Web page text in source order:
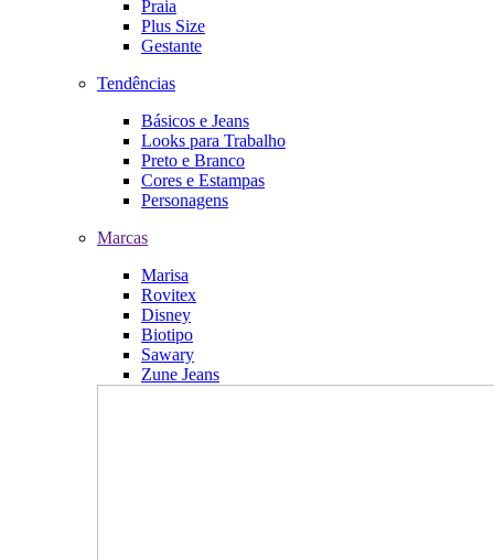
Praia
Plus Size
Gestante
Tendências
Básicos e Jeans
Looks para Trabalho
Preto e Branco
Cores e Estampas
Personagens
Marcas
Marisa
Rovitex
Disney
Biotipo
Sawary
Zune Jeans